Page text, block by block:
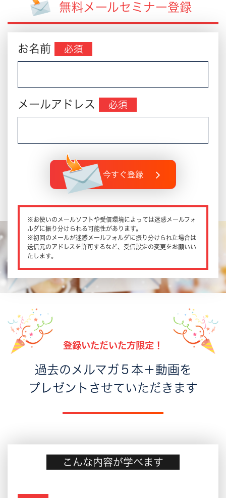
無料メールセミナー登録
お名前 必須
メールアドレス 必須
今すぐ登録
※お使いのメールソフトや受信環境によっては迷惑メールフォ
ルダに振り分けられる可能性があります。
※初回のメールが迷惑メールフォルダに振り分けられた場合は
送信元のアドレスを許可するなど、受信設定の変更をお願いい
たします。
登録いただいた方限定！
過去のメルマガ５本＋動画を
プレゼントさせていただきます
こんな内容が学べます